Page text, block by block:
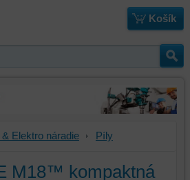
Košík
Elektro náradie Píly
M18™ kompaktná